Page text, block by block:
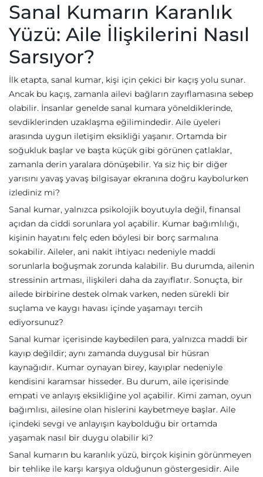
Sanal Kumarın Karanlık
Yüzü: Aile İlişkilerini Nasıl
Sarsıyor?
İlk etapta, sanal kumar, kişi için çekici bir kaçış yolu sunar.
Ancak bu kaçış, zamanla ailevi bağların zayıflamasına sebep
olabilir. İnsanlar genelde sanal kumara yöneldiklerinde,
sevdiklerinden uzaklaşma eğilimindedir. Aile üyeleri
arasında uygun iletişim eksikliği yaşanır. Ortamda bir
soğukluk başlar ve başta küçük gibi görünen çatlaklar,
zamanla derin yaralara dönüşebilir. Ya siz hiç bir diğer
yarısını yavaş yavaş bilgisayar ekranına doğru kaybolurken
izlediniz mi?
Sanal kumar, yalnızca psikolojik boyutuyla değil, finansal
açıdan da ciddi sorunlara yol açabilir. Kumar bağımlılığı,
kişinin hayatını felç eden böylesi bir borç sarmalına
sokabilir. Aileler, ani nakit ihtiyacı nedeniyle maddi
sorunlarla boğuşmak zorunda kalabilir. Bu durumda, ailenin
stressinin artması, ilişkileri daha da zayıflatır. Sonuçta, bir
ailede birbirine destek olmak varken, neden sürekli bir
suçlama ve kaygı havası içinde yaşamayı tercih
ediyorsunuz?
Sanal kumar içerisinde kaybedilen para, yalnızca maddi bir
kayıp değildir; aynı zamanda duygusal bir hüsran
kaynağıdır. Kumar oynayan birey, kayıplar nedeniyle
kendisini karamsar hisseder. Bu durum, aile içerisinde
empati ve anlayış eksikliğine yol açabilir. Kimi zaman, oyun
bağımlısı, ailesine olan hislerini kaybetmeye başlar. Aile
içindeki sevgi ve anlayışın kaybolduğu bir ortamda
yaşamak nasıl bir duygu olabilir ki?
Sanal kumarın bu karanlık yüzü, birçok kişinin görünmeyen
bir tehlike ile karşı karşıya olduğunun göstergesidir. Aile